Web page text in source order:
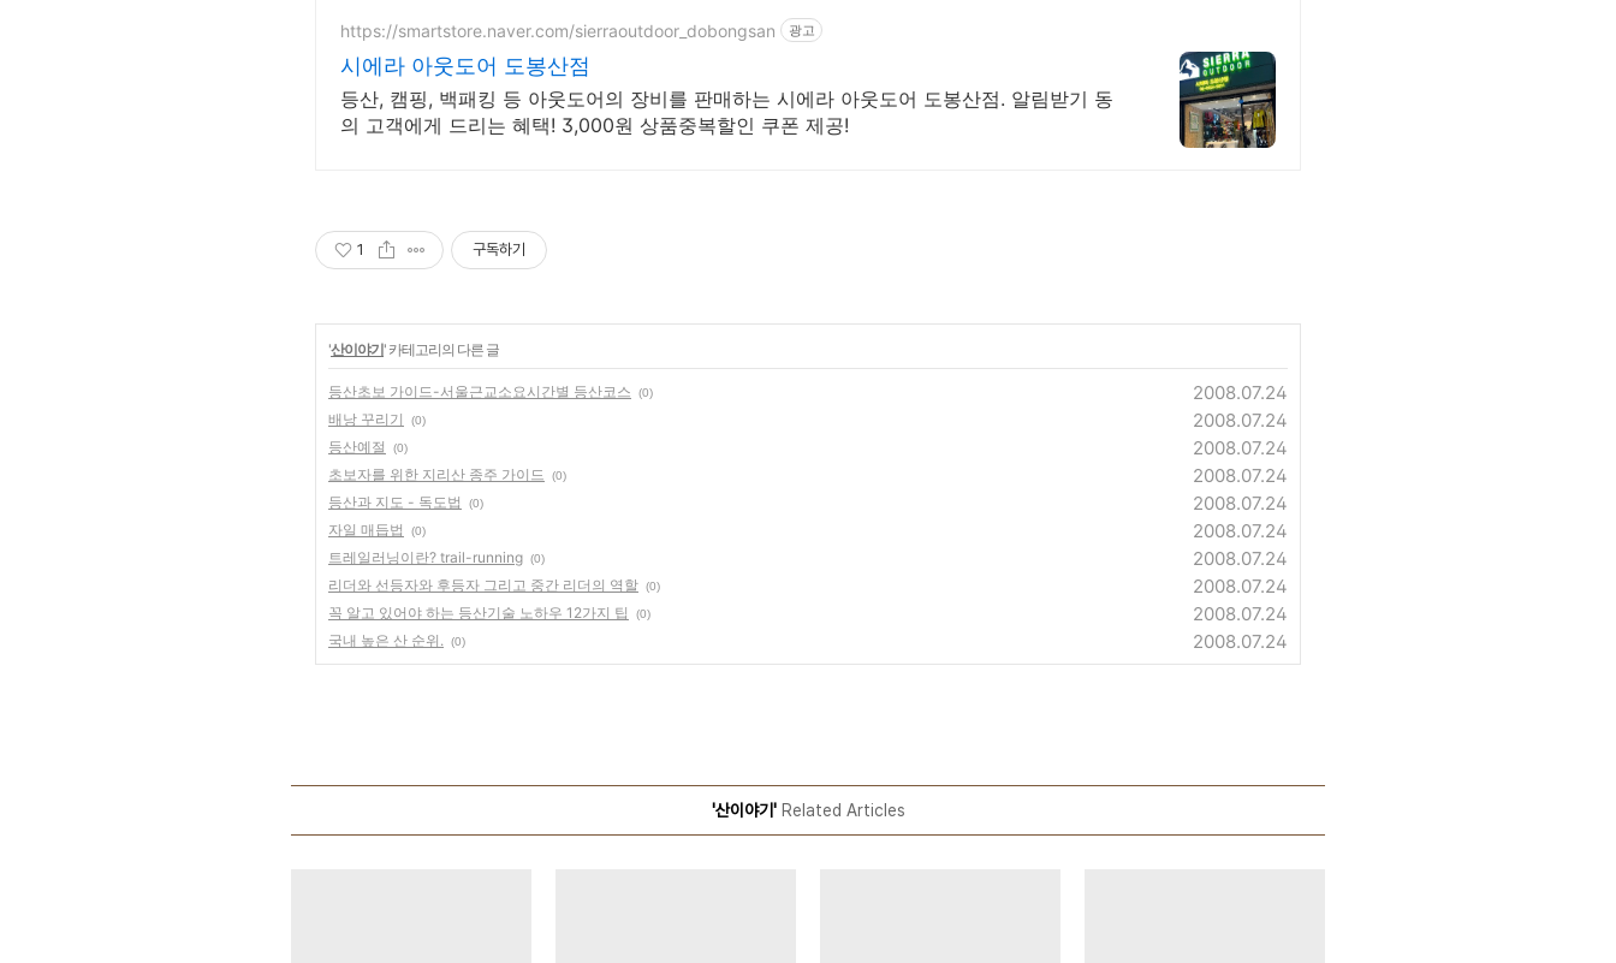
https://smartstore.naver.com/sierraoutdoor_dobongsan 광고
시에라 아웃도어 도봉산점
등산, 캠핑, 백패킹 등 아웃도어의 장비를 판매하는 시에라 아웃도어 도봉산점. 알림받기 동
의 고객에게 드리는 혜택! 3,000원 상품중복할인 쿠폰 제공!
1 구독하기
'산이야기' 카테고리의 다른 글
등산초보 가이드-서울근교소요시간별 등산코스 (0) 2008.07.24
배낭 꾸리기 (0) 2008.07.24
등산예절 (0) 2008.07.24
초보자를 위한 지리산 종주 가이드 (0) 2008.07.24
등산과 지도 - 독도법 (0) 2008.07.24
자일 매듭법 (0) 2008.07.24
트레일러닝이란? trail-running (0) 2008.07.24
리더와 선등자와 후등자 그리고 중간 리더의 역할 (0) 2008.07.24
꼭 알고 있어야 하는 등산기술 노하우 12가지 팁 (0) 2008.07.24
국내 높은 산 순위. (0) 2008.07.24
'산이야기'Related Articles